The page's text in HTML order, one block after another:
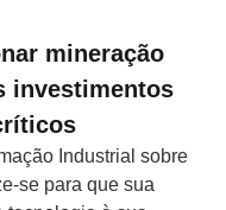
mineração
investimentos
Industrial sobre
se para que sua